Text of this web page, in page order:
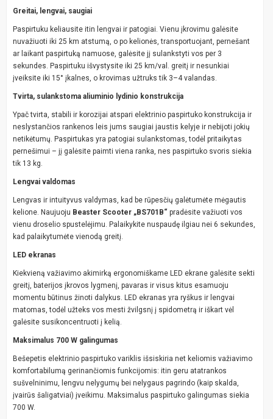
Greitai, lengvai, saugiai
Paspirtuku keliausite itin lengvai ir patogiai. Vienu įkrovimu galėsite
nuvažiuoti iki 25 km atstumą, o po kelionės, transportuojant, pernešant
ar laikant paspirtuką namuose, galėsite jį sulankstyti vos per 3
sekundes. Paspirtuku išvystysite iki 25 km/val. greitį ir nesunkiai
įveiksite iki 15° įkalnes, o krovimas užtruks tik 3–4 valandas.
Tvirta, sulankstoma aliuminio lydinio konstrukcija
Ypač tvirta, stabili ir korozijai atspari elektrinio paspirtuko konstrukcija ir
neslystančios rankenos leis jums saugiai jaustis kelyje ir nebijoti jokių
netikėtumų. Paspirtukas yra patogiai sulankstomas, todėl pritaikytas
pernešimui – jį galėsite paimti viena ranka, nes paspirtuko svoris siekia
tik 13 kg.
Lengvai valdomas
Lengvas ir intuityvus valdymas, kad be rūpesčių galėtumėte mėgautis
kelione. Naujuoju Beaster Scooter „BS701B“ pradėsite važiuoti vos
vienu droselio spustelėjimu. Palaikykite nuspaudę ilgiau nei 6 sekundes,
kad palaikytumėte vienodą greitį.
LED ekranas
Kiekvieną važiavimo akimirką ergonomiškame LED ekrane galėsite sekti
greitį, baterijos įkrovos lygmenį, pavaras ir visus kitus esamuoju
momentu būtinus žinoti dalykus. LED ekranas yra ryškus ir lengvai
matomas, todėl užteks vos mesti žvilgsnį į spidometrą ir iškart vėl
galėsite susikoncentruoti į kelią.
Maksimalus 700 W galingumas
Bešepetis elektrinio paspirtuko variklis išsiskiria net keliomis važiavimo
komfortabilumą gerinančiomis funkcijomis: itin geru atatrankos
sušvelninimu, lengvu nelygumų bei nelygaus pagrindo (kaip skalda,
įvairūs šaligatviai) įveikimu. Maksimalus paspirtuko galingumas siekia
700 W.